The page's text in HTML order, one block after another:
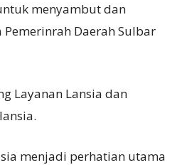
menyambut dan
Daerah Sulbar
Layanan Lansia dan
menjadi perhatian utama